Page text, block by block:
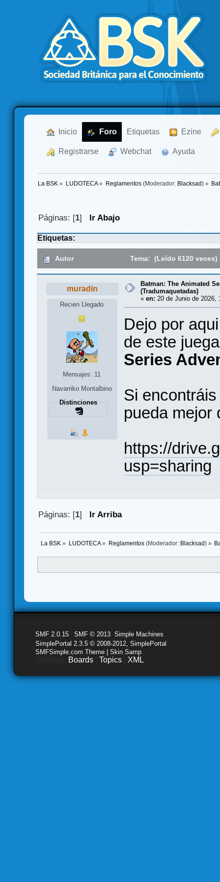
Inicio Foro Etiquetas Ezine
Registrarse Webchat Ayuda
La BSK » LUDOTECA» Reglamentos(Moderador: Blacksad ) »
Páginas: [1] Ir Abajo
Etiquetas:
Autor Tema: (Leído 6120 veces)
muradin
Recien Llegado
Mensajes: 11
Navarriko Montalbino
Distinciones
Batman: The Animated
(Tradumaquetadas)
« en: 20 de Junio de 2026,
Dejo por
de este
Series
Si
pueda mejor
https://
usp=sharing
Páginas: [1] Ir Arriba
La BSK » LUDOTECA» Reglamentos(Moderador: Blacksad) »
SMF 2.0.15 SMF © 2013 Simple Machines
SimplePortal 2.3.5 © 2008-2012, SimplePortal
SMFSimple.com Theme | Skin Samp
Boards Topics XML